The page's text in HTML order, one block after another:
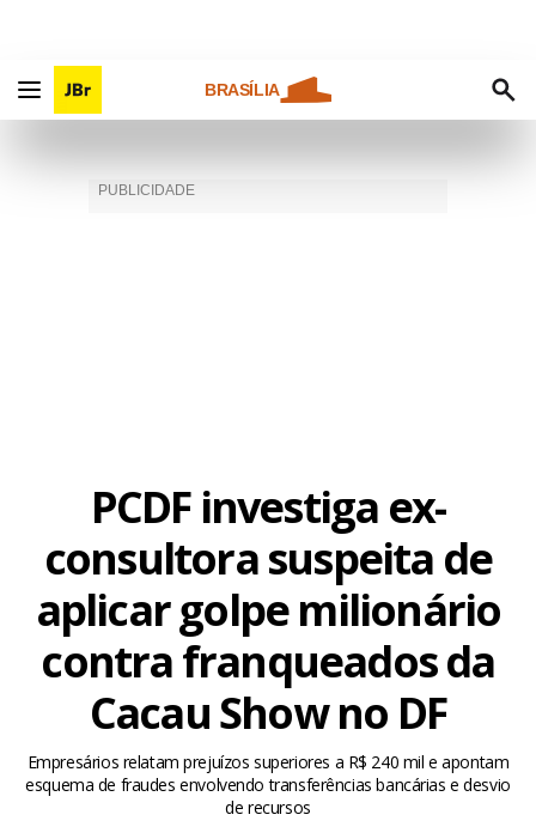
BRASÍLIA
PCDF investiga ex-
consultora suspeita de
aplicar golpe milionário
contra franqueados da
Cacau Show no DF
Empresários relatam prejuízos superiores a R$ 240 mil e apontam
esquema de fraudes envolvendo transferências bancárias e desvio
de recursos